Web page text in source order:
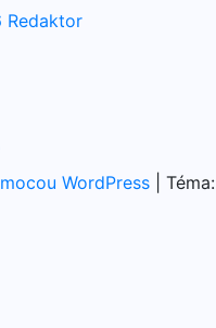
Redaktor
WordPress Téma: